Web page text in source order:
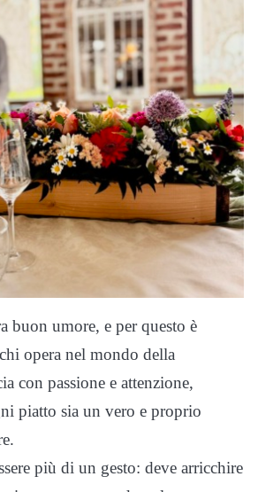
buon umore, e per questo è
opera nel mondo della
con passione e attenzione,
piatto sia un vero e proprio
più di un gesto: deve arricchire